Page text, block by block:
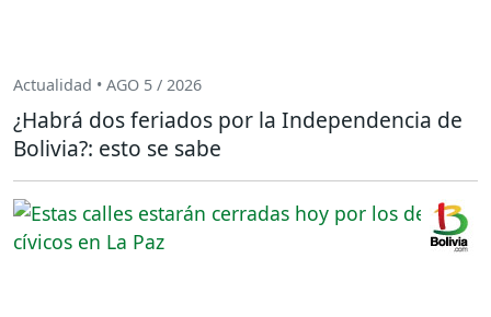
Actualidad • AGO 5 / 2026
¿Habrá dos feriados por la Independencia de
Bolivia?: esto se sabe